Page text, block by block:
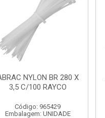
NYLON BR 280 X
3,5 C/100 RAYCO
Código: 965429
Embalagem: UNIDADE